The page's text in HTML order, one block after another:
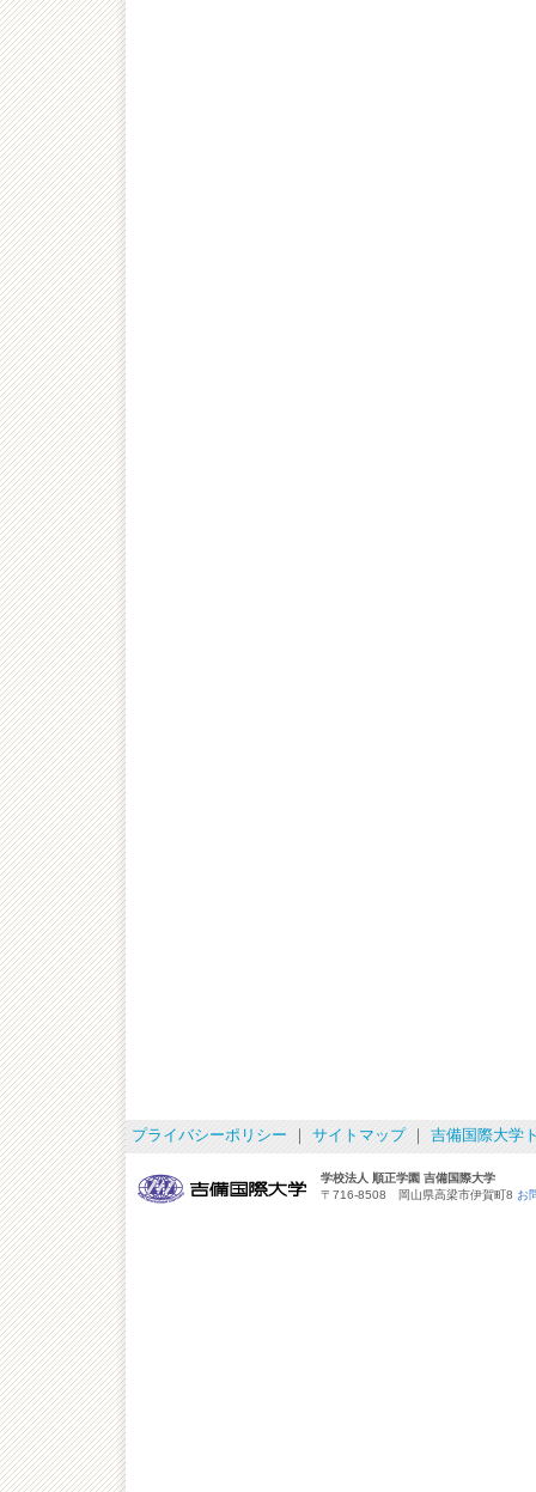
プライバシーポリシー ｜ サイトマップ｜ 吉備国際大学
学校法人 順正学園 吉備国際大学
〒716-8508 岡山県高梁市伊賀町8 お